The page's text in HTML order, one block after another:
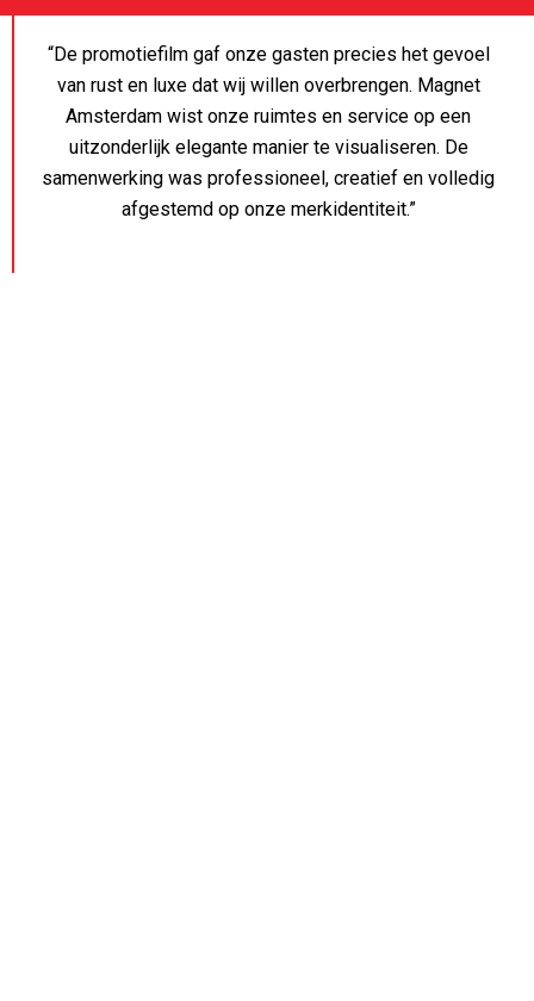
“De promotiefilm gaf onze gasten precies het gevoel
van rust en luxe dat wij willen overbrengen. Magnet
Amsterdam wist onze ruimtes en service op een
uitzonderlijk elegante manier te visualiseren. De
samenwerking was professioneel, creatief en volledig
afgestemd op onze merkidentiteit.”